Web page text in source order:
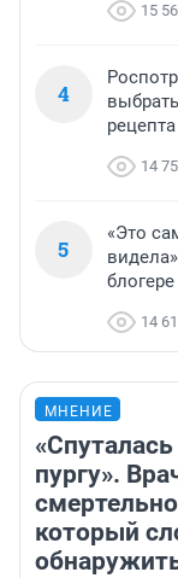
15
4
14
5
«Это
14
МНЕНИЕ
пургу».
который